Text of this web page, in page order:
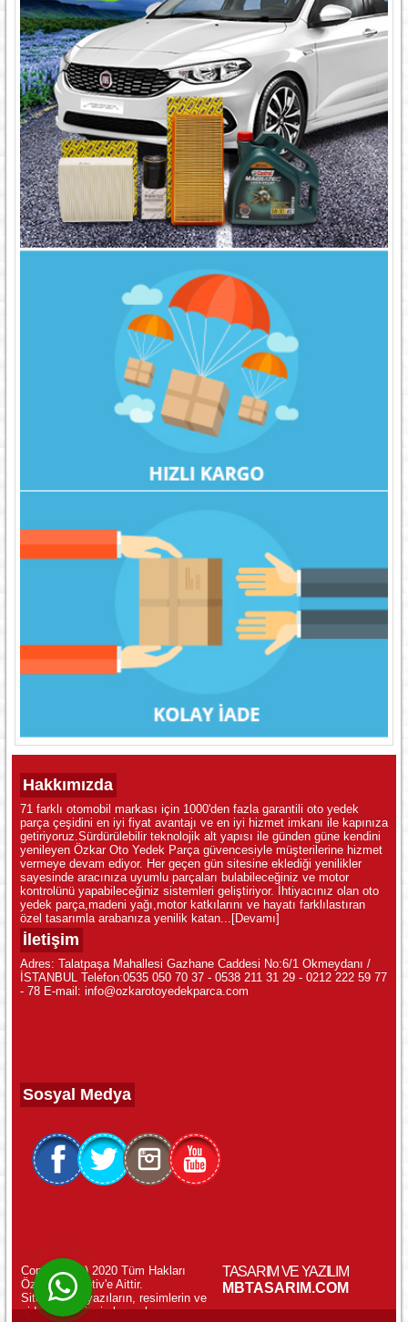
WhatsApp ile Online Destek!
Hakkımızda
71 farklı otomobil markası için 1000'den fazla garantili oto yedek
parça çeşidini en iyi fiyat avantajı ve en iyi hizmet imkanı ile kapınıza
getiriyoruz.Sürdürülebilir teknolojik alt yapısı ile günden güne kendini
yenileyen Özkar Oto Yedek Parça güvencesiyle müşterilerine hizmet
vermeye devam ediyor. Her geçen gün sitesine eklediği yenilikler
sayesinde aracınıza uyumlu parçaları bulabileceğiniz ve motor
kontrolünü yapabileceğiniz sistemleri geliştiriyor. İhtiyacınız olan oto
yedek parça,madeni yağı,motor katkılarını ve hayatı farklılastıran
özel tasarımla arabanıza yenilik katan... [Devamı]
İletişim
Adres: Talatpaşa Mahallesi Gazhane Caddesi No:6/1 Okmeydanı /
İSTANBUL Telefon:0535 050 70 37 - 0538 211 31 29 - 0212 222 59 77
- 78 E-mail: info@ozkarotoyedekparca.com
Sosyal Medya
Copyright (c) 2020 Tüm Hakları
Özkar Otomotiv'e Aittir.
Sitemizdeki yazıların, resimlerin ve
videoların izinsiz kopyalanması
TASARIM VE YAZILIM
MBTASARIM.COM